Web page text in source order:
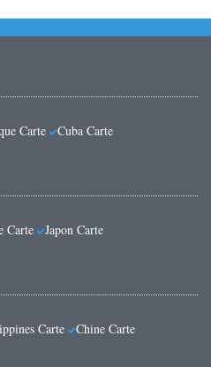
Carte Cuba Carte
Carte Japon Carte
Carte Chine Carte